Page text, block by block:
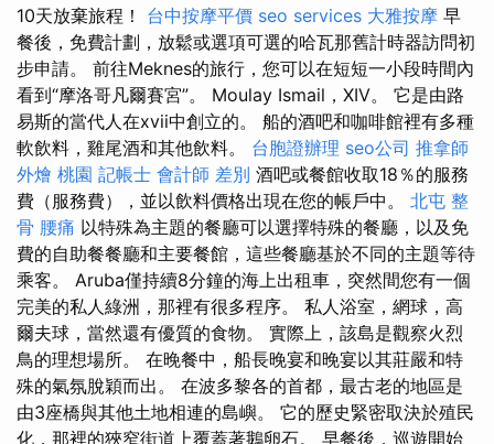
10天放棄旅程！ 台中按摩平價 seo services 大雅按摩 早
餐後，免費計劃，放鬆或選項可選的哈瓦那舊計時器訪問初
步申請。 前往Meknes的旅行，您可以在短短一小段時間內
看到“摩洛哥凡爾賽宮”。 Moulay Ismail，XIV。 它是由路
易斯的當代人在xvii中創立的。 船的酒吧和咖啡館裡有多種
軟飲料，雞尾酒和其他飲料。 台胞證辦理 seo公司 推拿師
外燴 桃園 記帳士 會計師 差別 酒吧或餐館收取18％的服務
費（服務費），並以飲料價格出現在您的帳戶中。 北屯 整
骨 腰痛 以特殊為主題的餐廳可以選擇特殊的餐廳，以及免
費的自助餐餐廳和主要餐館，這些餐廳基於不同的主題等待
乘客。 Aruba僅持續8分鐘的海上出租車，突然間您有一個
完美的私人綠洲，那裡有很多程序。 私人浴室，網球，高
爾夫球，當然還有優質的食物。 實際上，該島是觀察火烈
鳥的理想場所。 在晚餐中，船長晚宴和晚宴以其莊嚴和特
殊的氣氛脫穎而出。 在波多黎各的首都，最古老的地區是
由3座橋與其他土地相連的島嶼。 它的歷史緊密取決於殖民
化，那裡的狹窄街道上覆蓋著鵝卵石。 早餐後，巡遊開始